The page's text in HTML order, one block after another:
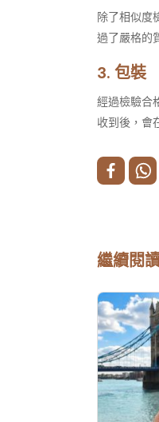
除了相似度
過了嚴格的
3. 包裝​
經過檢驗合
收到後，會
繼續閱